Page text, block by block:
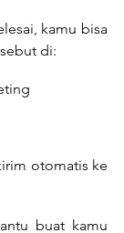
kamu bisa
di:
otomatis ke
buat kamu